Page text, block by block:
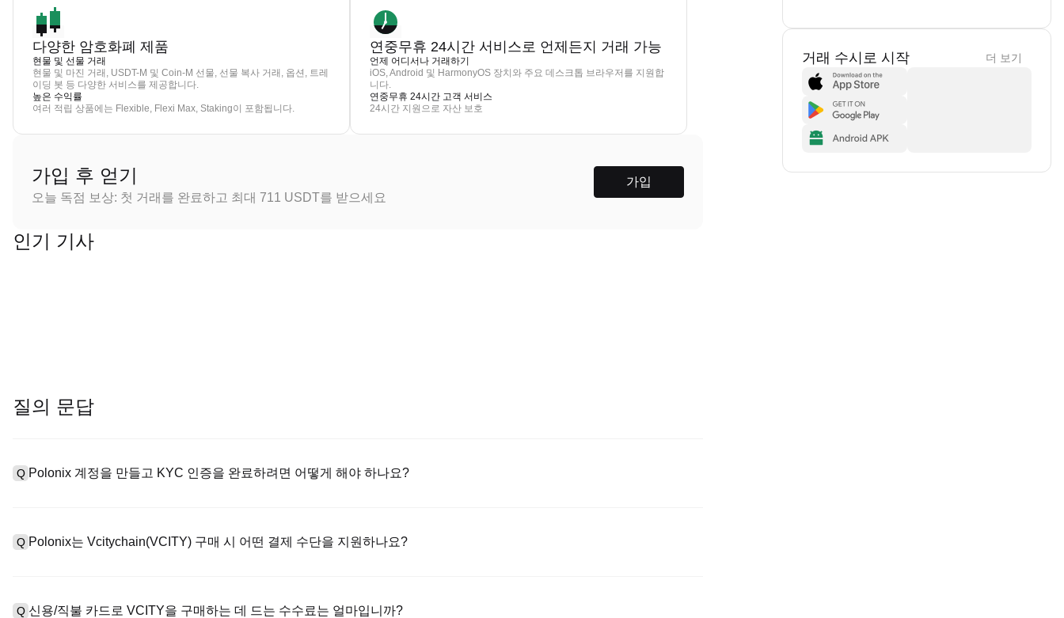
다양한 암호화폐 제품
현물 및 선물 거래
현물 및 마진 거래, USDT-M 및 Coin-M 선물, 선물 복사 거래, 옵션, 트레
이딩 봇 등 다양한 서비스를 제공합니다.
높은 수익률
여러 적립 상품에는 Flexible, Flexi Max, Staking이 포함됩니다.
연중무휴 24시간 서비스로 언제든지 거래 가능
언제 어디서나 거래하기
iOS, Android 및 HarmonyOS 장치와 주요 데스크톱 브라우저를 지원합
니다.
연중무휴 24시간 고객 서비스
24시간 지원으로 자산 보호
가입 후 얻기
오늘 독점 보상: 첫 거래를 완료하고 최대 711 USDT를 받으세요
가입
인기 기사
질의 문답
Q Polonix 계정을 만들고 KYC 인증을 완료하려면 어떻게 해야 하나요?
하여 유효한 신분증 문서를 업로드하고 셀카를 찍어 KYC 인증을 완료하세요. 이 과정은 보통 24~48시간 소요됩니다.
Q Polonix는 Vcitychain(VCITY) 구매 시 어떤 결제 수단을 지원하나요?
를 초과하는 대규모 거래에 대한 장외 거래(OTC 거래, 맞춤형 견적 포함).
Q 신용/직불 카드로 VCITY을 구매하는 데 드는 수수료는 얼마입니까?
거래 수시로 시작 더 보기